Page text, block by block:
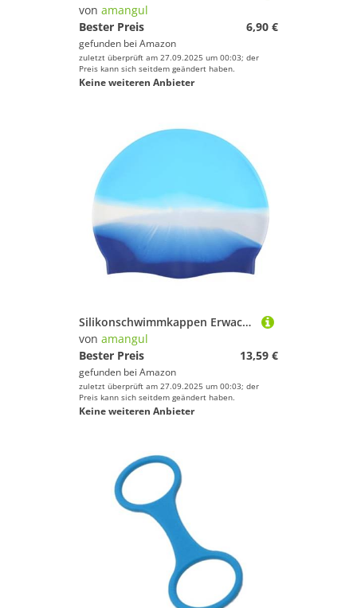
von amangul
Bester Preis
6,90 €
gefunden bei Amazon
zuletzt überprüft am 27.09.2025 um 00:03; der
Preis kann sich seitdem geändert haben.
Keine weiteren Anbieter
Silikonschwimmkappen Erwachsener Schwimmhut Elastizität Gradientenfarbe Für Und Kurze Haargradientenfarbe Für Erwachsene
von amangul
Bester Preis
13,59 €
gefunden bei Amazon
zuletzt überprüft am 27.09.2025 um 00:03; der
Preis kann sich seitdem geändert haben.
Keine weiteren Anbieter